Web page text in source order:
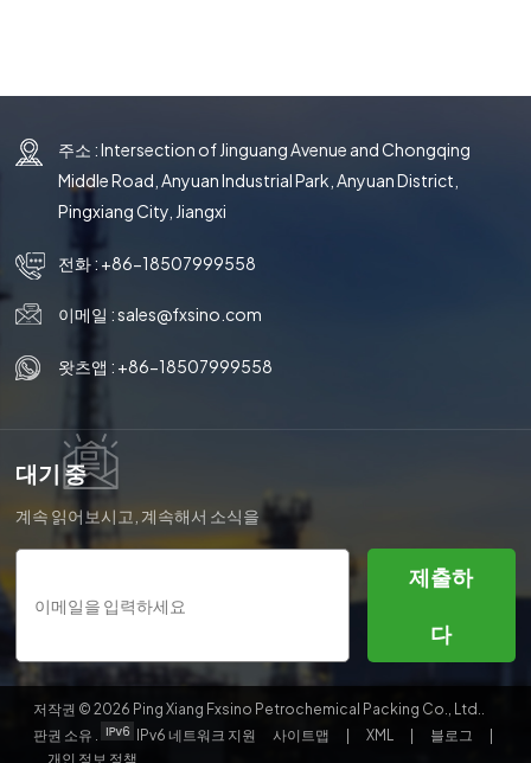
주소 : Intersection of Jinguang Avenue and Chongqing
Middle Road, Anyuan Industrial Park, Anyuan District,
Pingxiang City, Jiangxi
전화 : +86-18507999558
이메일 :sales@fxsino.com
왓츠앱 : +86-18507999558
대기 중
계속 읽어보시고, 계속해서 소식을
받아보시고, 구독해 주세요. 여러분
니다.
제출하
다
저작권 © 2026 Ping Xiang Fxsino Petrochemical Packing Co., Ltd..
판권 소유 .
IPv6 네트워크 지원 사이트맵 | XML | 블로그
|
개인 정보 정책